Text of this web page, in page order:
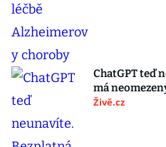
ChatGPT teď
má
Živě.cz